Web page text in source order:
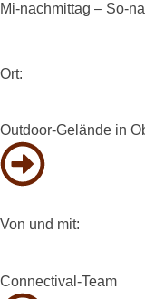
Mi-nachmittag – So-
Ort:
Outdoor-Gelände in
Von und mit:
Connectival-Team